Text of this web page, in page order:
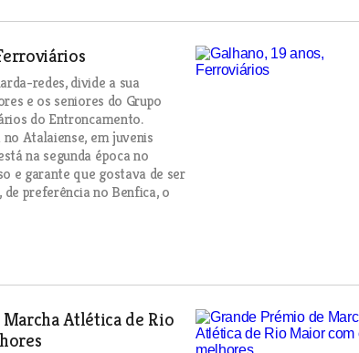
redes, divide a sua
e os seniores do Grupo
do Entroncamento.
Atalaiense, em juvenis
na segunda época no
e garante que gostava de ser
preferência no Benfica, o
Atlética de Rio